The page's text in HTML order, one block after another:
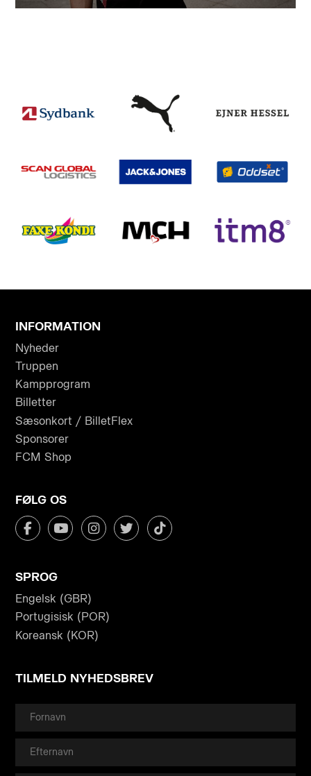
INFORMATION
Nyheder
Truppen
Kampprogram
Billetter
Sæsonkort / BilletFlex
Sponsorer
FCM Shop
FØLG OS
SPROG
Engelsk (GBR)
Portugisisk (POR)
Koreansk (KOR)
TILMELD NYHEDSBREV